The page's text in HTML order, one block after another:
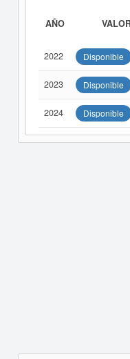
AÑO
2022 Disponible
2023 Disponible
2024 Disponible